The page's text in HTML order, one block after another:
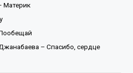
Материк
– Спасибо, сердце